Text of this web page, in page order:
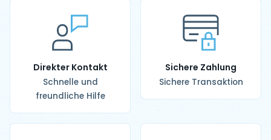
Direkter Kontakt
Schnelle und
freundliche Hilfe
Sichere Zahlung
Sichere Transaktion